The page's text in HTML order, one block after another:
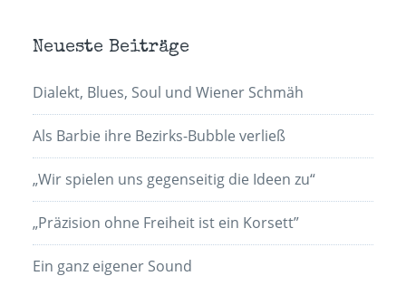
Neueste Beiträge
Dialekt, Blues, Soul und Wiener Schmäh
Als Barbie ihre Bezirks-Bubble verließ
„Wir spielen uns gegenseitig die Ideen zu“
„Präzision ohne Freiheit ist ein Korsett”
Ein ganz eigener Sound